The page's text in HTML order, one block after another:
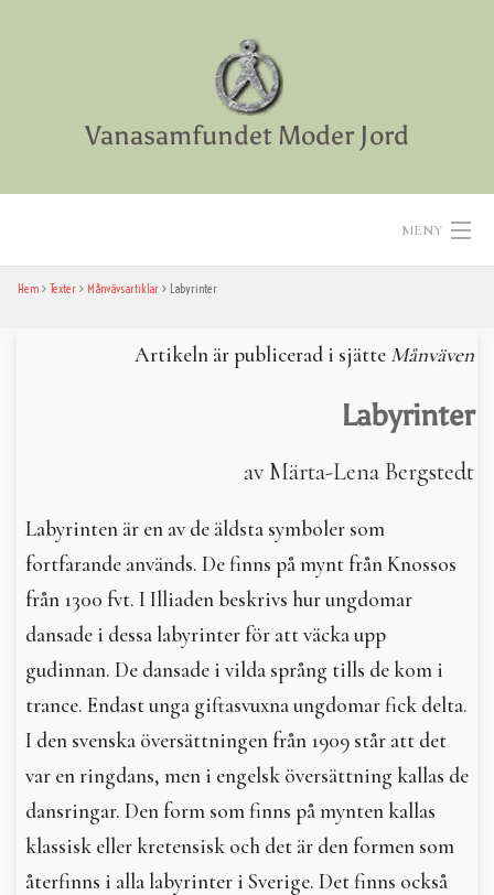
Vanasamfundet Moder Jord
MENY
Hem
In English
Hem Texter Månvävsartiklar Labyrinter
Artikeln är publicerad i sjätte Månväven
Labyrinter
av Märta-Lena Bergstedt
Labyrinten är en av de äldsta symboler som
fortfarande används. De finns på mynt från Knossos
från 1300 fvt. I Illiaden beskrivs hur ungdomar
dansade i dessa labyrinter för att väcka upp
gudinnan. De dansade i vilda språng tills de kom i
trance. Endast unga giftasvuxna ungdomar fick delta.
I den svenska översättningen från 1909 står att det
var en ringdans, men i engelsk översättning kallas de
dansringar. Den form som finns på mynten kallas
klassisk eller kretensisk och det är den formen som
återfinns i alla labyrinter i Sverige. Det finns också